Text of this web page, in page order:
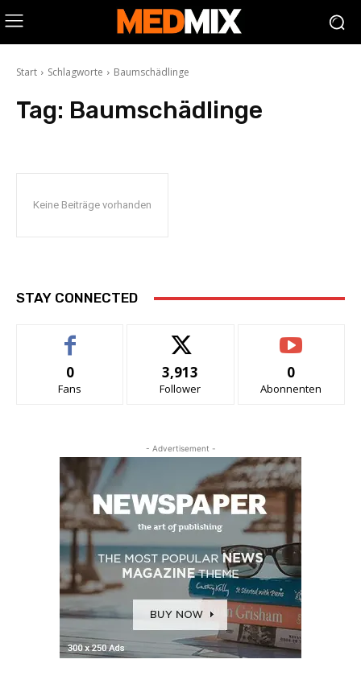
Start Schlagworte Baumschädlinge
Tag: Baumschädlinge
Keine Beiträge vorhanden
STAY CONNECTED
0
Fans
3,913
Follower
0
Abonnenten
- Advertisement -